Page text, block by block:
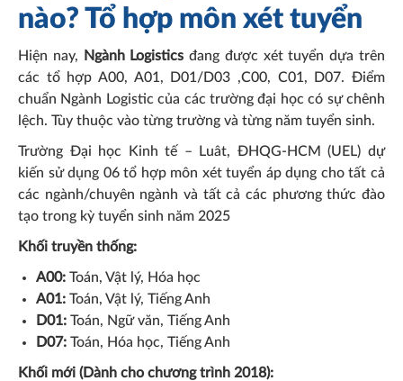
nào? Tổ hợp môn xét tuyển
Hiện nay, Ngành Logistics đang được xét tuyển dựa trên
các tổ hợp A00, A01, D01/D03 ,C00, C01, D07. Điểm
chuẩn Ngành Logistic của các trường đại học có sự chênh
lệch. Tùy thuộc vào từng trường và từng năm tuyển sinh.
Trường Đại học Kinh tế – Luât, ĐHQG-HCM (UEL) dự
kiến sử dụng 06 tổ hợp môn xét tuyển áp dụng cho tất cả
các ngành/chuyên ngành và tất cả các phương thức đào
tạo trong kỳ tuyển sinh năm 2025
Khối truyền thống:
A00: Toán, Vật lý, Hóa học
A01: Toán, Vật lý, Tiếng Anh
D01: Toán, Ngữ văn, Tiếng Anh
D07: Toán, Hóa học, Tiếng Anh
Khối mới (Dành cho chương trình 2018):